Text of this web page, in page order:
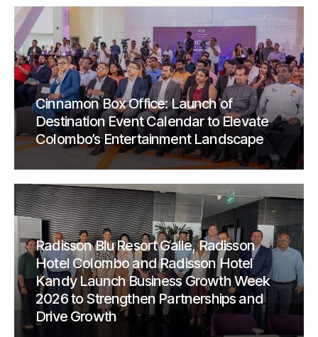
Cinnamon Box Office: Launch of
Destination Event Calendar to Elevate
Colombo’s Entertainment Landscape
Radisson Blu Resort Galle, Radisson
Hotel Colombo and Radisson Hotel
Kandy Launch Business Growth Week
2026 to Strengthen Partnerships and
Drive Growth